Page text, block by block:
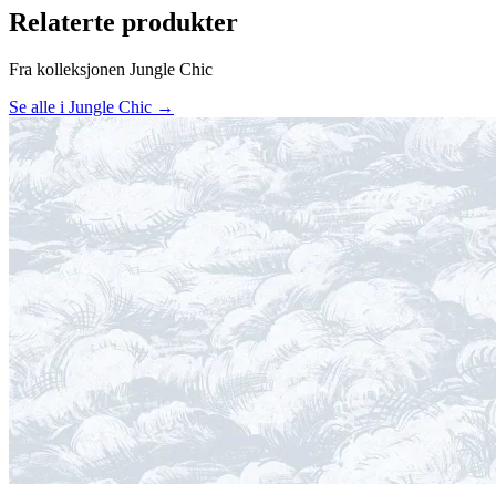
Relaterte produkter
Fra kolleksjonen Jungle Chic
Se alle i Jungle Chic →